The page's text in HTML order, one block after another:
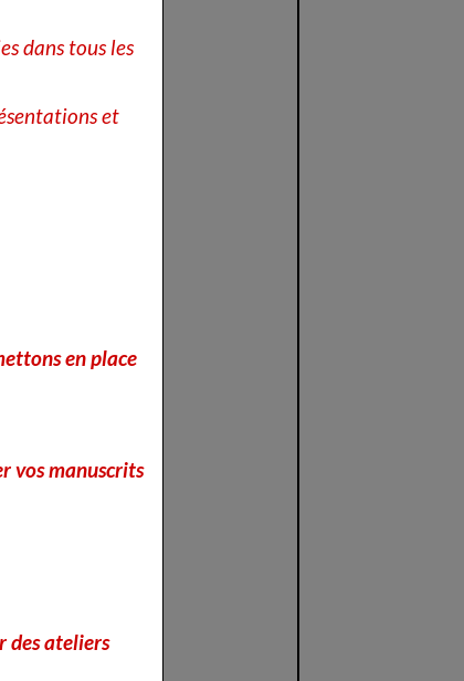
dans tous les
et
en place
vos manuscrits
des ateliers